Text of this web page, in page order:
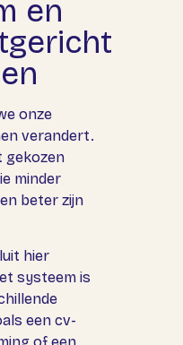
en
onze
verandert.
gekozen
minder
beter zijn
hier
systeem is
een cv-